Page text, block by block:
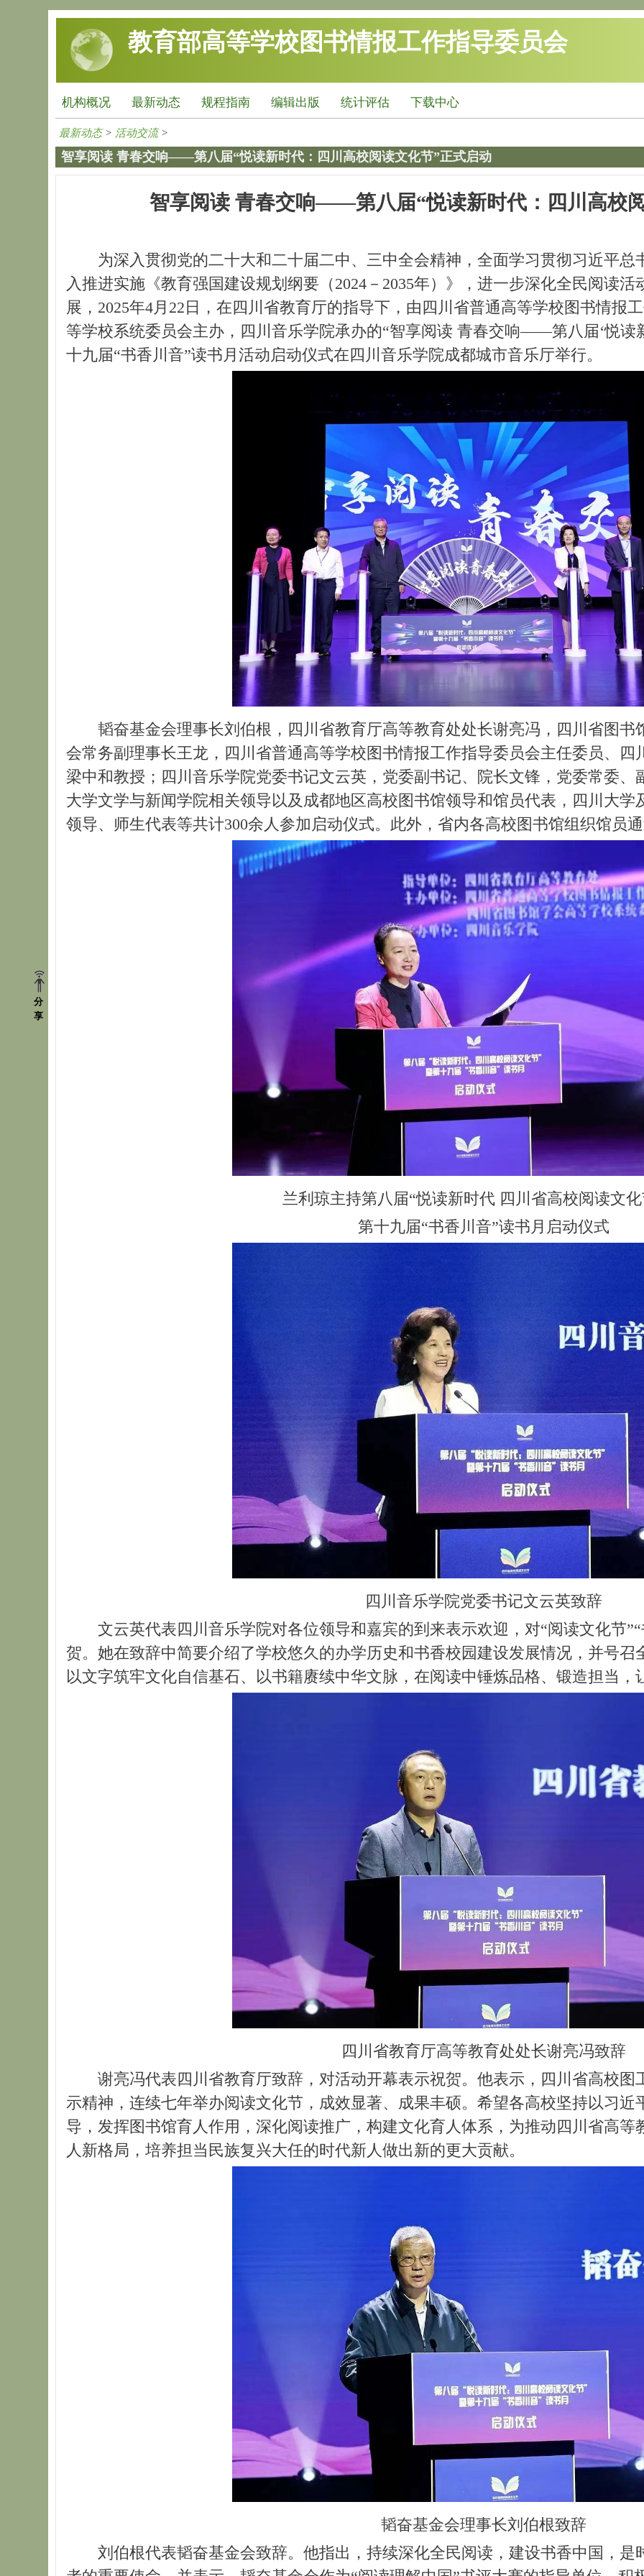
跳转到主要内容
教育部高等学校图书情报工作指导委员会
机构概况 最新动态 规程指南 编辑出版 统计评估 下载中心
分
享
最新动态> 活动交流>
智享阅读 青春交响——第八届“悦读新时代：四川高校阅读文化节”正式启动
智享阅读 青春交响——第八届“悦读新时代：四川高校
为深入贯彻党的二十大和二十届二中、三中全会精神，全面学习贯彻习近平
入推进实施《教育强国建设规划纲要（2024－2035年）》，进一步深化全民阅读
展，2025年4月22日，在四川省教育厅的指导下，由四川省普通高等学校图书情报
等学校系统委员会主办，四川音乐学院承办的“智享阅读 青春交响——第八届‘悦读
十九届“书香川音”读书月活动启动仪式在四川音乐学院成都城市音乐厅举行。
韬奋基金会理事长刘伯根，四川省教育厅高等教育处处长谢亮冯，四川省图
会常务副理事长王龙，四川省普通高等学校图书情报工作指导委员会主任委员、
梁中和教授；四川音乐学院党委书记文云英，党委副书记、院长文锋，党委常委
大学文学与新闻学院相关领导以及成都地区高校图书馆领导和馆员代表，四川大
领导、师生代表等共计300余人参加启动仪式。此外，省内各高校图书馆组织馆员
兰利琼主持第八届“悦读新时代 四川省高校阅读文
第十九届“书香川音”读书月启动仪式
四川音乐学院党委书记文云英致辞
文云英代表四川音乐学院对各位领导和嘉宾的到来表示欢迎，对“阅读文化节
贺。她在致辞中简要介绍了学校悠久的办学历史和书香校园建设发展情况，并号
以文字筑牢文化自信基石、以书籍赓续中华文脉，在阅读中锤炼品格、锻造担当
四川省教育厅高等教育处处长谢亮冯致辞
谢亮冯代表四川省教育厅致辞，对活动开幕表示祝贺。他表示，四川省高校
示精神，连续七年举办阅读文化节，成效显著、成果丰硕。希望各高校坚持以习
导，发挥图书馆育人作用，深化阅读推广，构建文化育人体系，为推动四川省高
人新格局，培养担当民族复兴大任的时代新人做出新的更大贡献。
韬奋基金会理事长刘伯根致辞
刘伯根代表韬奋基金会致辞。他指出，持续深化全民阅读，建设书香中国，